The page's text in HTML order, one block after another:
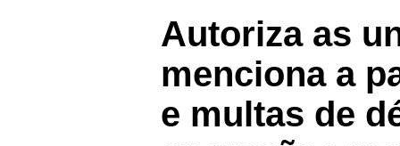
Autoriza as
menciona a
e multas de